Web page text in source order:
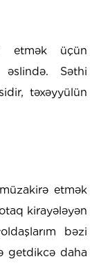
etmək üçün
əslində. Səthi
təxəyyülün
etmək
kirayələyən
bəzi
getdikcə daha